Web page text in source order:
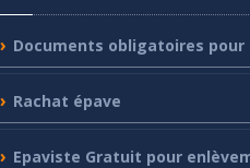
Documents obligatoires pour
Rachat épave
Epaviste Gratuit pour